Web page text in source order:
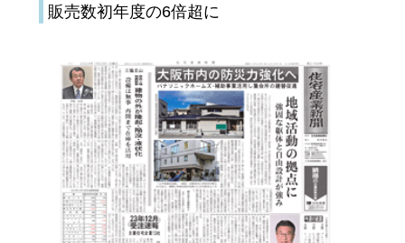
販売数初年度の6倍超に